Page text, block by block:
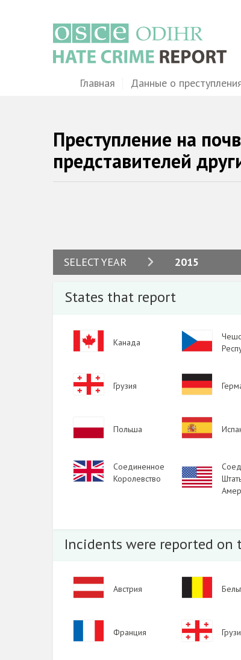
MainГлавная Данные о
Преступление на
представителей
SELECT YEAR 2015
2024
2020
2018
2016
2014
2011
States that report
Image
Канада
Image
Image
Грузия
Image
Польша
Image
Image
Соединенное
Королевство
Image
Incidents were reported on
Image
Австрия
Франция
Image